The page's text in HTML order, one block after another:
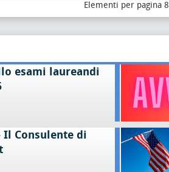
Elementi per pagina 8
esami laureandi
Il Consulente di